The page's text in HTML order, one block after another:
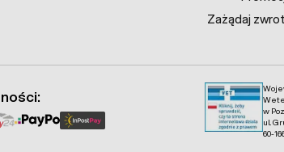
Zażądaj
w
ul.
60-